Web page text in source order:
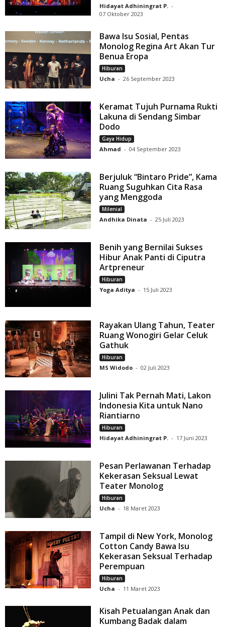
Hidayat Adhiningrat P. -
07 Oktober 2023
Bawa Isu Sosial, Pentas
Monolog Regina Art Akan Tur
Benua Eropa
Hiburan
Ucha - 26 September 2023
Keramat Tujuh Purnama Rukti
Lakuna di Sendang Simbar
Dodo
Gaya Hidup
Ahmad - 04 September 2023
Berjuluk “Bintaro Pride”, Kama
Ruang Suguhkan Cita Rasa
yang Menggoda
Milenial
Andhika Dinata - 25 Juli 2023
Benih yang Bernilai Sukses
Hibur Anak Panti di Ciputra
Artpreneur
Hiburan
Yoga Aditya - 15 Juli 2023
Rayakan Ulang Tahun, Teater
Ruang Wonogiri Gelar Celuk
Gathuk
Hiburan
MS Widodo - 02 Juli 2023
Julini Tak Pernah Mati, Lakon
Indonesia Kita untuk Nano
Riantiarno
Hiburan
Hidayat Adhiningrat P. - 17 Juni 2023
Pesan Perlawanan Terhadap
Kekerasan Seksual Lewat
Teater Monolog
Hiburan
Ucha - 18 Maret 2023
Tampil di New York, Monolog
Cotton Candy Bawa Isu
Kekerasan Seksual Terhadap
Perempuan
Hiburan
Ucha - 11 Maret 2023
Kisah Petualangan Anak dan
Kumbang Badak dalam